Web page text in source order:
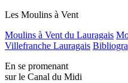
Les Moulins à Vent
Moulins à Vent du Lauragais
Villefranche Lauragais
En se promenant
sur le Canal du Midi